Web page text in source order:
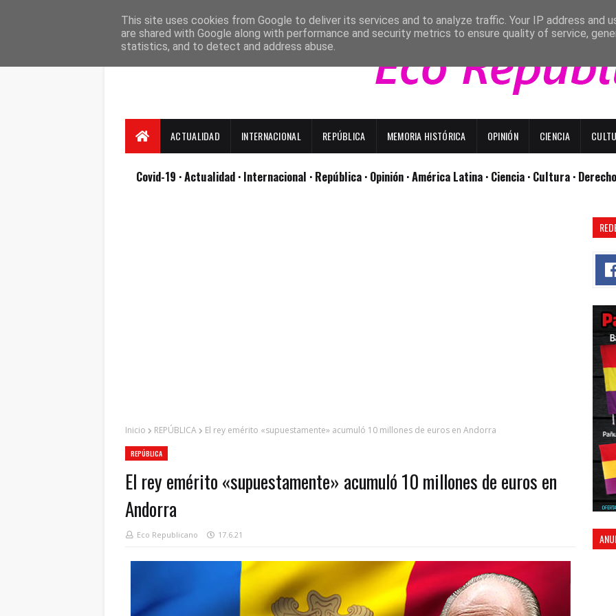
ACTUALIDAD INTERNACIONAL REPÚBLICA MEMORIA HISTÓRICA OPINIÓN CIENCIA
Covid-19 · Actualidad · Internacional · República · Opinión · América Latina · Ciencia · Cultura ·
Inicio REPÚBLICA El rey emérito «supuestamente» acumuló 10 millones de euros en Andorra
REPÚBLICA
El rey emérito «supuestamente» acumuló 10 millones de euros en
Andorra
Eco Republicano 17.6.21
This site uses cookies from Google to deliver its services and to analyze traffic. Your IP address and
are shared with Google along with performance and security metrics to ensure quality of service,
statistics, and to detect and address abuse.